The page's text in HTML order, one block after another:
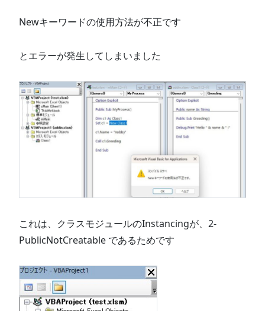
Newキーワードの使用方法が不正です
とエラーが発生してしまいました
これは、クラスモジュールのInstancingが、2-
PublicNotCreatable であるためです